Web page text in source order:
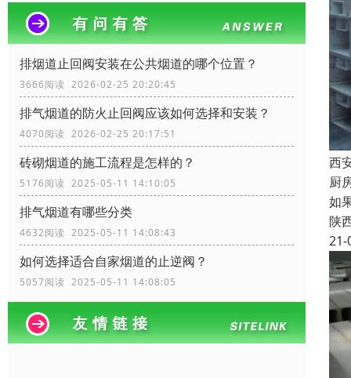
排烟道止回阀安装在公共烟道的哪个位置？
3666阅读 2026-02-25 20:20:45
排气烟道的防火止回阀应该如何选择和安装？
4070阅读 2026-02-25 20:17:51
砖砌烟道的施工流程是怎样的？
5176阅读 2025-05-11 14:10:05
排气烟道有哪些分类
4632阅读 2025-05-11 14:08:43
如何选择适合自家烟道的止逆阀？
5057阅读 2025-05-11 14:08:05
西
厨
如
陕
21-